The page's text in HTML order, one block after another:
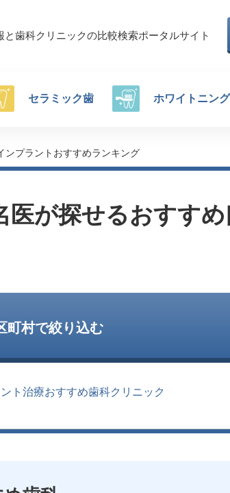
と歯科クリニックの比較検索ポータルサイト
セラミック歯 ホワイトニング
ンプラントおすすめランキング
医が探せるおすすめ
町村で絞り込む
ト治療おすすめ歯科クリニック